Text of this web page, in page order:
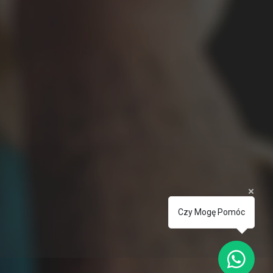
Czy Mogę Pomóc